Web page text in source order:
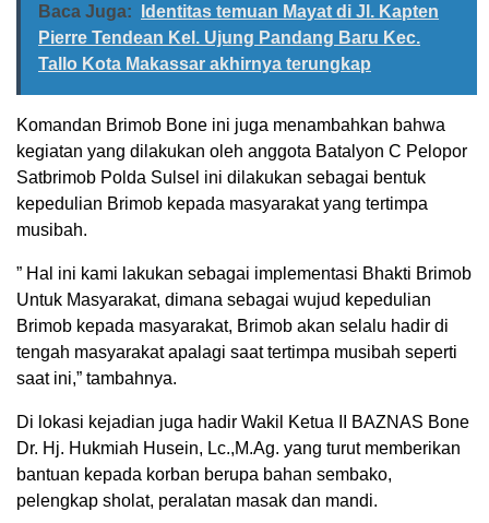
Baca Juga:
Identitas temuan Mayat di Jl. Kapten
Pierre Tendean Kel. Ujung Pandang Baru Kec.
Tallo Kota Makassar akhirnya terungkap
Komandan Brimob Bone ini juga menambahkan bahwa
kegiatan yang dilakukan oleh anggota Batalyon C Pelopor
Satbrimob Polda Sulsel ini dilakukan sebagai bentuk
kepedulian Brimob kepada masyarakat yang tertimpa
musibah.
” Hal ini kami lakukan sebagai implementasi Bhakti Brimob
Untuk Masyarakat, dimana sebagai wujud kepedulian
Brimob kepada masyarakat, Brimob akan selalu hadir di
tengah masyarakat apalagi saat tertimpa musibah seperti
saat ini,” tambahnya.
Di lokasi kejadian juga hadir Wakil Ketua II BAZNAS Bone
Dr. Hj. Hukmiah Husein, Lc.,M.Ag. yang turut memberikan
bantuan kepada korban berupa bahan sembako,
pelengkap sholat, peralatan masak dan mandi.